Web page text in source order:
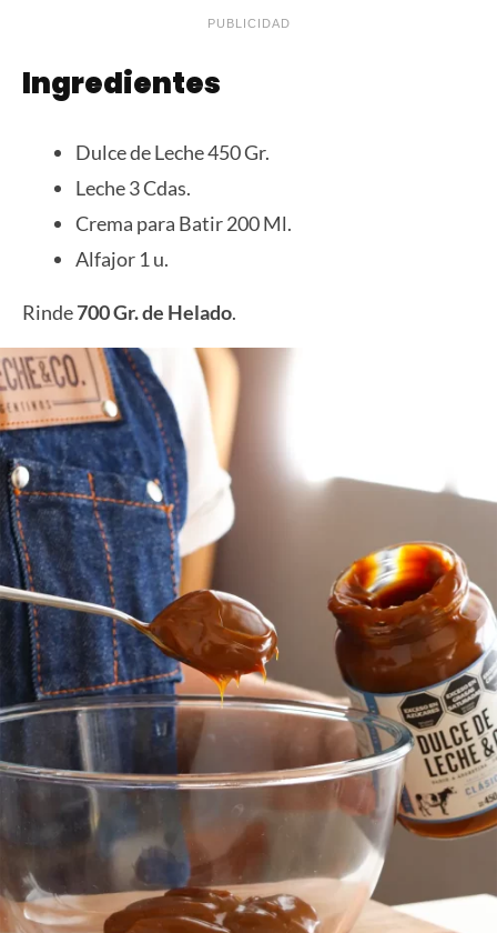
PUBLICIDAD
Ingredientes
Dulce de Leche 450 Gr.
Leche 3 Cdas.
Crema para Batir 200 Ml.
Alfajor 1 u.
Rinde700 Gr. de Helado.